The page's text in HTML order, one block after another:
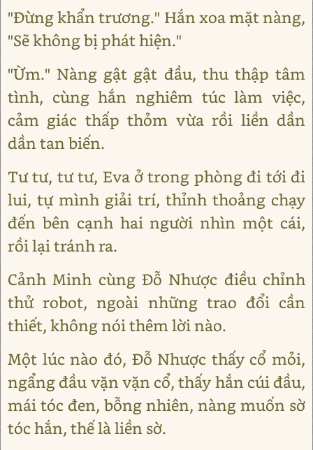
"Đừng khẩn trương." Hắn xoa mặt nàng,
"Sẽ không bị phát hiện."
"Ừm." Nàng gật gật đầu, thu thập tâm
tình, cùng hắn nghiêm túc làm việc,
cảm giác thấp thỏm vừa rồi liền dần
dần tan biến.
Tư tư, tư tư, Eva ở trong phòng đi tới đi
lui, tự mình giải trí, thỉnh thoảng chạy
đến bên cạnh hai người nhìn một cái,
rồi lại tránh ra.
Cảnh Minh cùng Đỗ Nhược điều chỉnh
thử robot, ngoài những trao đổi cần
thiết, không nói thêm lời nào.
Một lúc nào đó, Đỗ Nhược thấy cổ mỏi,
ngẩng đầu vặn vặn cổ, thấy hắn cúi đầu,
mái tóc đen, bỗng nhiên, nàng muốn sờ
tóc hắn, thế là liền sờ.